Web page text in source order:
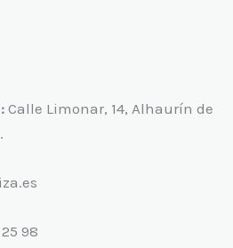
Calle Limonar, 14, Alhaurín de
98